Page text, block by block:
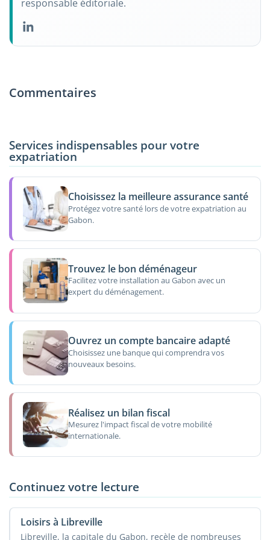
responsable éditoriale.
Commentaires
Services indispensables pour votre
expatriation
Choisissez la meilleure assurance santé
Protégez votre santé lors de votre expatriation au
Gabon.
Trouvez le bon déménageur
Facilitez votre installation au Gabon avec un
expert du déménagement.
Ouvrez un compte bancaire adapté
Choisissez une banque qui comprendra vos
nouveaux besoins.
Réalisez un bilan fiscal
Mesurez l'impact fiscal de votre mobilité
internationale.
Continuez votre lecture
Loisirs à Libreville
Libreville, la capitale du Gabon, recèle de nombreuses